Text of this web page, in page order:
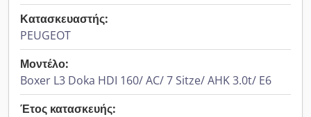
Κατασκευαστής:
PEUGEOT
Μοντέλο:
Boxer L3 Doka HDI 160/ AC/ 7 Sitze/ AHK 3.0t/ E6
Έτος κατασκευής: